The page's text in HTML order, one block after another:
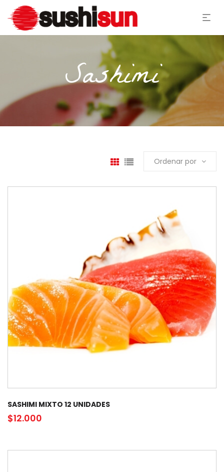
Sashimi
Ordenar por
SASHIMI MIXTO 12 UNIDADES
$12.000